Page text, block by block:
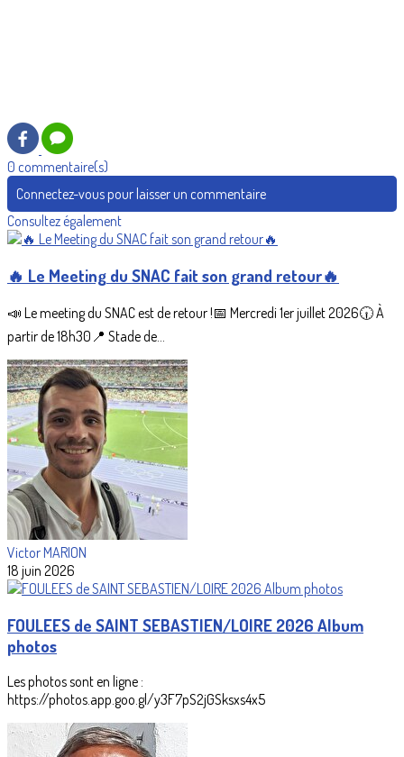
0 commentaire(s)
Connectez-vous pour laisser un commentaire
Consultez également
🔥 Le Meeting du SNAC fait son grand retour🔥
📣 Le meeting du SNAC est de retour !📅 Mercredi 1er juillet 2026🕡 À
partir de 18h30📍 Stade de...
Victor MARION
18 juin 2026
FOULEES de SAINT SEBASTIEN/LOIRE 2026 Album
photos
Les photos sont en ligne :
https://photos.app.goo.gl/y3F7pS2jGSksxs4x5